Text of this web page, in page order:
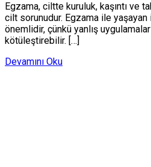
Egzama, ciltte kuruluk, kaşıntı ve
cilt sorunudur. Egzama ile
önemlidir, çünkü yanlış
kötüleştirebilir. […]
Devamını Oku